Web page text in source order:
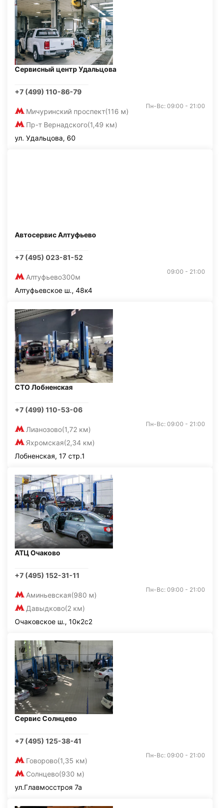
Сервисный центр Удальцова
+7 (499) 110-86-79
Мичуринский проспект(116 м)
Пр-т Вернадского(1,49 км)
Пн-Вс: 09:00 - 21:00
ул. Удальцова, 60
Автосервис Алтуфьево
+7 (495) 023-81-52
Алтуфьево300м
09:00 - 21:00
Алтуфьевское ш., 48к4
СТО Лобненская
+7 (499) 110-53-06
Лианозово(1,72 км)
Яхромская(2,34 км)
Пн-Вс: 09:00 - 21:00
Лобненская, 17 стр.1
АТЦ Очаково
+7 (495) 152-31-11
Аминьевская(980 м)
Давыдково(2 км)
Пн-Вс: 09:00 - 21:00
Очаковское ш., 10к2с2
Сервис Солнцево
+7 (495) 125-38-41
Говорово(1,35 км)
Солнцево(930 м)
Пн-Вс: 09:00 - 21:00
ул.Главмосстроя 7а